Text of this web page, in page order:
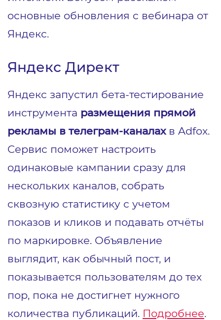
основные обновления с вебинара от
Яндекс.
Яндекс Директ
Яндекс запустил бета-тестирование
инструмента размещения прямой
рекламы в телеграм-каналахв Adfox.
Сервис поможет настроить
одинаковые кампании сразу для
нескольких каналов, собрать
сквозную статистику с учетом
показов и кликов и подавать отчёты
по маркировке. Объявление
выглядит, как обычный пост, и
показывается пользователям до тех
пор, пока не достигнет нужного
количества публикаций. Подробнее.